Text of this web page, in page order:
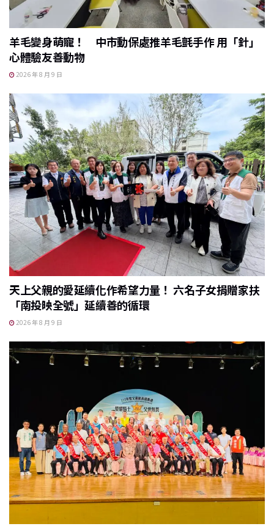
羊毛變身萌寵！ 中市動保處推羊毛氈手作 用「針」
心體驗友善動物
2026 年 8 月 9 日
天上父親的愛延續化作希望力量！ 六名子女捐贈家扶
「南投映全號」延續善的循環
2026 年 8 月 9 日